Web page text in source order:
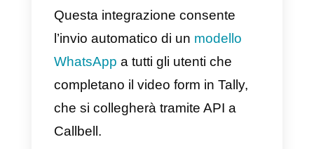
migliorare i processi aziendali:
1) Crea e ottieni contatti e lead
su WhatsApp utilizzando
con Tally.